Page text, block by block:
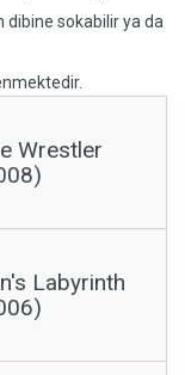
dibine sokabilir ya da
Wrestler
Labyrinth